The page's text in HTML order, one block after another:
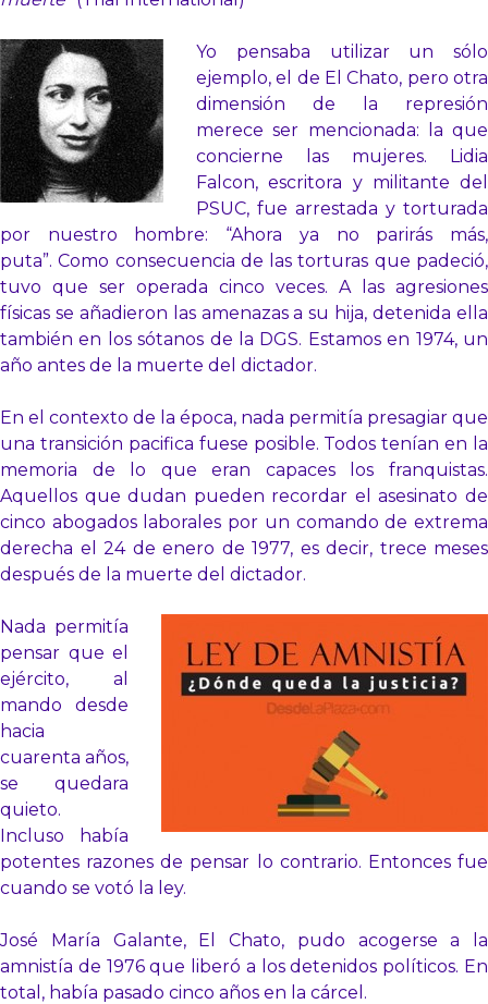
Yo pensaba utilizar un sólo
ejemplo, el de El Chato, pero otra
dimensión de la represión
merece ser mencionada: la que
concierne las mujeres. Lidia
Falcon, escritora y militante del
PSUC, fue arrestada y torturada
por nuestro hombre: “Ahora ya no parirás más,
puta”. Como consecuencia de las torturas que padeció,
tuvo que ser operada cinco veces. A las agresiones
físicas se añadieron las amenazas a su hija, detenida ella
también en los sótanos de la DGS. Estamos en 1974, un
año antes de la muerte del dictador.
En el contexto de la época, nada permitía presagiar que
una transición pacifica fuese posible. Todos tenían en la
memoria de lo que eran capaces los franquistas.
Aquellos que dudan pueden recordar el asesinato de
cinco abogados laborales por un comando de extrema
derecha el 24 de enero de 1977, es decir, trece meses
después de la muerte del dictador.
Nada permitía
pensar que el
ejército, al
mando desde
hacia
cuarenta años,
se quedara
quieto.
Incluso había
potentes razones de pensar lo contrario. Entonces fue
cuando se votó la ley.
José María Galante, El Chato, pudo acogerse a la
amnistía de 1976 que liberó a los detenidos políticos. En
total, había pasado cinco años en la cárcel.